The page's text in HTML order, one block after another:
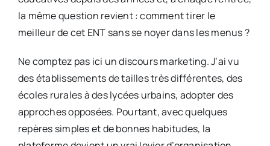
la même question revient : comment tirer le
meilleur de cet ENT sans se noyer dans les menus ?
Ne comptez pas ici un discours marketing. J’ai vu
des établissements de tailles très différentes, des
écoles rurales à des lycées urbains, adopter des
approches opposées. Pourtant, avec quelques
repères simples et de bonnes habitudes, la